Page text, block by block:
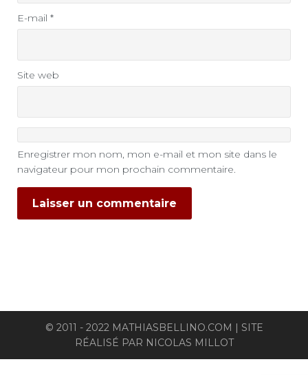
E-mail *
Site web
Enregistrer mon nom, mon e-mail et mon site dans le
navigateur pour mon prochain commentaire.
© 2011 - 2022 MATHIASBELLINO.COM | SITE
RÉALISÉ PAR NICOLAS MILLOT